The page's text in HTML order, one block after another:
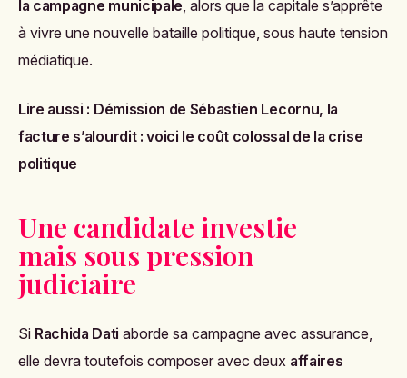
la campagne municipale, alors que la capitale s’apprête
à vivre une nouvelle bataille politique, sous haute tension
médiatique.
Lire aussi : Démission de Sébastien Lecornu, la
facture s’alourdit : voici le coût colossal de la crise
politique
Une candidate investie
mais sous pression
judiciaire
Si Rachida Dati aborde sa campagne avec assurance,
elle devra toutefois composer avec deux affaires